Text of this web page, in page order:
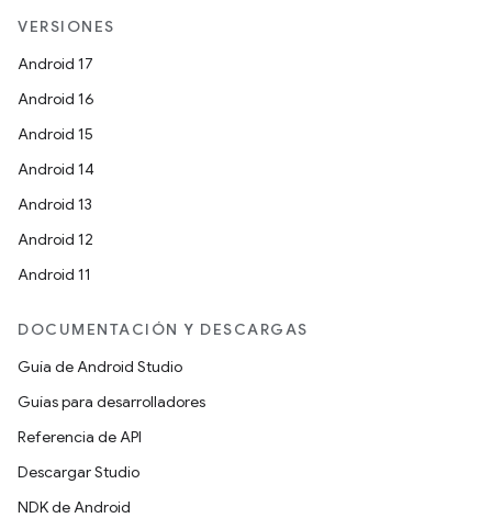
VERSIONES
Android 17
Android 16
Android 15
Android 14
Android 13
Android 12
Android 11
DOCUMENTACIÓN Y DESCARGAS
Guía de Android Studio
Guías para desarrolladores
Referencia de API
Descargar Studio
NDK de Android